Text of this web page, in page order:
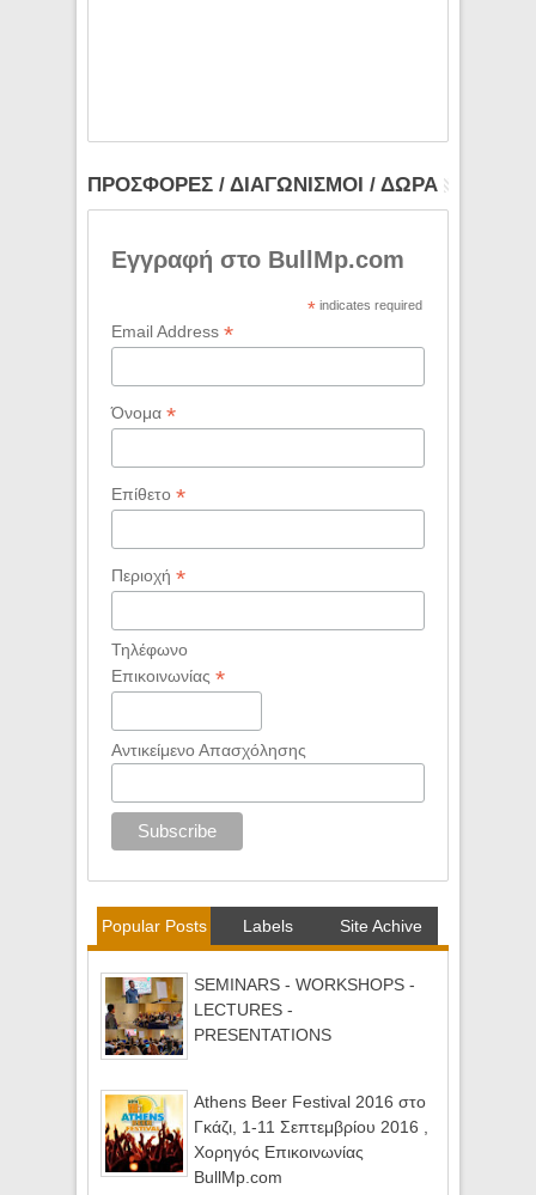
ΠΡΟΣΦΟΡΕΣ / ΔΙΑΓΩΝΙΣΜΟΙ / ΔΩΡΑ
Εγγραφή στο BullMp.com
*indicates required
Email Address *
Όνομα *
Επίθετο *
Περιοχή *
Τηλέφωνο
Επικοινωνίας *
Αντικείμενο Απασχόλησης
Popular Posts Labels Site Achive
SEMINARS - WORKSHOPS -
LECTURES -
PRESENTATIONS
Athens Beer Festival 2016 στο
Γκάζι, 1-11 Σεπτεμβρίου 2016 ,
Χορηγός Επικοινωνίας
BullMp.com